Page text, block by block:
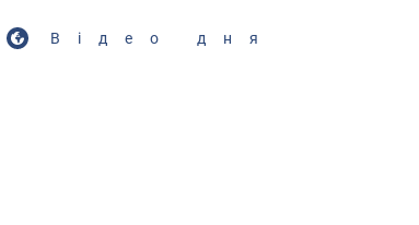
Відео дня